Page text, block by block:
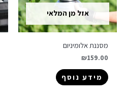
אזל מן המלאי
מסננת אלומיניום
₪159.00
מידע נוסף